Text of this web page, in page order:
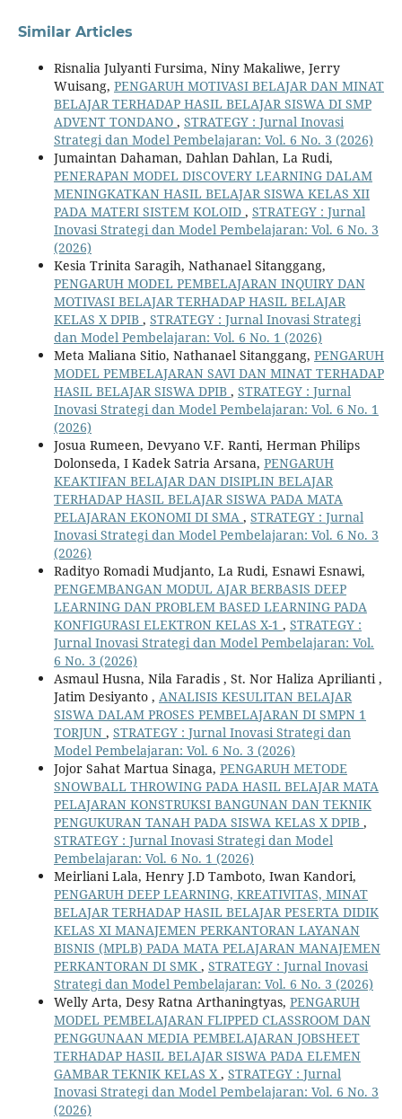
Similar Articles
Risnalia Julyanti Fursima, Niny Makaliwe, Jerry
Wuisang, PENGARUH MOTIVASI BELAJAR DAN MINAT
BELAJAR TERHADAP HASIL BELAJAR SISWA DI SMP
ADVENT TONDANO , STRATEGY : Jurnal Inovasi
Strategi dan Model Pembelajaran: Vol. 6 No. 3 (2026)
Jumaintan Dahaman, Dahlan Dahlan, La Rudi,
PENERAPAN MODEL DISCOVERY LEARNING DALAM
MENINGKATKAN HASIL BELAJAR SISWA KELAS XII
PADA MATERI SISTEM KOLOID , STRATEGY : Jurnal
Inovasi Strategi dan Model Pembelajaran: Vol. 6 No. 3
(2026)
Kesia Trinita Saragih, Nathanael Sitanggang,
PENGARUH MODEL PEMBELAJARAN INQUIRY DAN
MOTIVASI BELAJAR TERHADAP HASIL BELAJAR
KELAS X DPIB , STRATEGY : Jurnal Inovasi Strategi
dan Model Pembelajaran: Vol. 6 No. 1 (2026)
Meta Maliana Sitio, Nathanael Sitanggang, PENGARUH
MODEL PEMBELAJARAN SAVI DAN MINAT TERHADAP
HASIL BELAJAR SISWA DPIB , STRATEGY : Jurnal
Inovasi Strategi dan Model Pembelajaran: Vol. 6 No. 1
(2026)
Josua Rumeen, Devyano V.F. Ranti, Herman Philips
Dolonseda, I Kadek Satria Arsana, PENGARUH
KEAKTIFAN BELAJAR DAN DISIPLIN BELAJAR
TERHADAP HASIL BELAJAR SISWA PADA MATA
PELAJARAN EKONOMI DI SMA , STRATEGY : Jurnal
Inovasi Strategi dan Model Pembelajaran: Vol. 6 No. 3
(2026)
Radityo Romadi Mudjanto, La Rudi, Esnawi Esnawi,
PENGEMBANGAN MODUL AJAR BERBASIS DEEP
LEARNING DAN PROBLEM BASED LEARNING PADA
KONFIGURASI ELEKTRON KELAS X-1 , STRATEGY :
Jurnal Inovasi Strategi dan Model Pembelajaran: Vol.
6 No. 3 (2026)
Asmaul Husna, Nila Faradis , St. Nor Haliza Aprilianti ,
Jatim Desiyanto , ANALISIS KESULITAN BELAJAR
SISWA DALAM PROSES PEMBELAJARAN DI SMPN 1
TORJUN , STRATEGY : Jurnal Inovasi Strategi dan
Model Pembelajaran: Vol. 6 No. 3 (2026)
Jojor Sahat Martua Sinaga, PENGARUH METODE
SNOWBALL THROWING PADA HASIL BELAJAR MATA
PELAJARAN KONSTRUKSI BANGUNAN DAN TEKNIK
PENGUKURAN TANAH PADA SISWA KELAS X DPIB ,
STRATEGY : Jurnal Inovasi Strategi dan Model
Pembelajaran: Vol. 6 No. 1 (2026)
Meirliani Lala, Henry J.D Tamboto, Iwan Kandori,
PENGARUH DEEP LEARNING, KREATIVITAS, MINAT
BELAJAR TERHADAP HASIL BELAJAR PESERTA DIDIK
KELAS XI MANAJEMEN PERKANTORAN LAYANAN
BISNIS (MPLB) PADA MATA PELAJARAN MANAJEMEN
PERKANTORAN DI SMK , STRATEGY : Jurnal Inovasi
Strategi dan Model Pembelajaran: Vol. 6 No. 3 (2026)
Welly Arta, Desy Ratna Arthaningtyas, PENGARUH
MODEL PEMBELAJARAN FLIPPED CLASSROOM DAN
PENGGUNAAN MEDIA PEMBELAJARAN JOBSHEET
TERHADAP HASIL BELAJAR SISWA PADA ELEMEN
GAMBAR TEKNIK KELAS X , STRATEGY : Jurnal
Inovasi Strategi dan Model Pembelajaran: Vol. 6 No. 3
(2026)